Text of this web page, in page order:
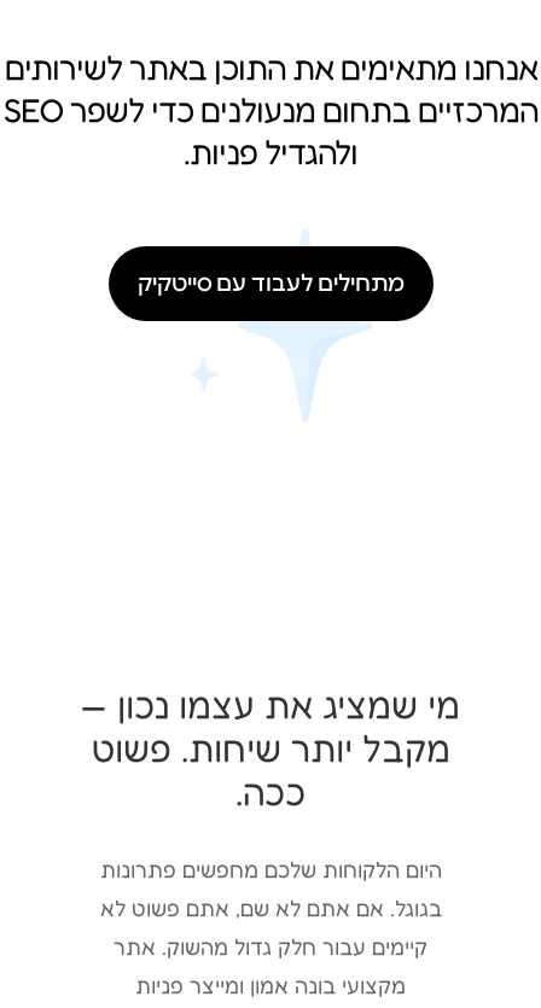
אנחנו מתאימים את התוכן באתר לשירותים
המרכזיים בתחום מנעולנים כדי לשפר SEO
ולהגדיל פניות.
מתחילים לעבוד עם סייטקיק
מי שמציג את עצמו נכון —
מקבל יותר שיחות. פשוט
ככה.
היום הלקוחות שלכם מחפשים פתרונות
בגוגל. אם אתם לא שם, אתם פשוט לא
קיימים עבור חלק גדול מהשוק. אתר
מקצועי בונה אמון ומייצר פניות